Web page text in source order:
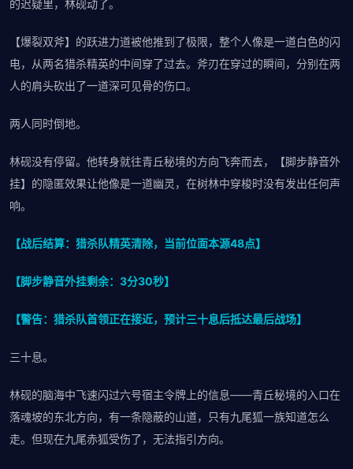
的迟疑里，林砚动了。
【爆裂双斧】的跃进力道被他推到了极限，整个人像是一道白色的闪
电，从两名猎杀精英的中间穿了过去。斧刃在穿过的瞬间，分别在两
人的肩头砍出了一道深可见骨的伤口。
两人同时倒地。
林砚没有停留。他转身就往青丘秘境的方向飞奔而去，【脚步静音外
挂】的隐匿效果让他像是一道幽灵，在树林中穿梭时没有发出任何声
响。
【战后结算：猎杀队精英清除，当前位面本源48点】
【脚步静音外挂剩余：3分30秒】
【警告：猎杀队首领正在接近，预计三十息后抵达最后战场】
三十息。
林砚的脑海中飞速闪过六号宿主令牌上的信息——青丘秘境的入口在
落魂坡的东北方向，有一条隐蔽的山道，只有九尾狐一族知道怎么
走。但现在九尾赤狐受伤了，无法指引方向。